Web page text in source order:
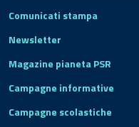
Comunicati stampa
Newsletter
Magazine pianeta PSR
Campagne informative
Campagne scolastiche